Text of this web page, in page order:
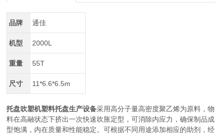
品牌 通佳
机型 2000L
重量 55T
尺寸 11*6.6*6.5m
托盘吹塑机塑料托盘生产设备采用高分子量高密度聚乙烯为原料，物
料在高融状态下挤出一次快速吹胀定型，可消除内应力，确保制品成
型饱满，内在质量和性能稳定。可根据不同用途添加相应的助剂，经